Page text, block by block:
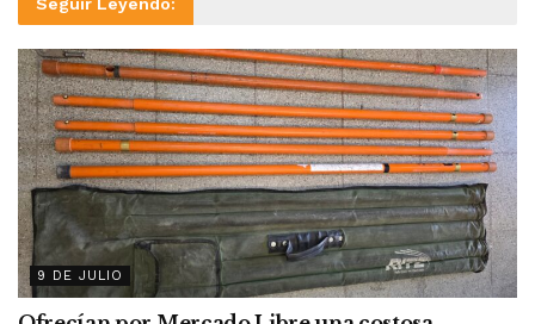
Seguir Leyendo:
9 DE JULIO